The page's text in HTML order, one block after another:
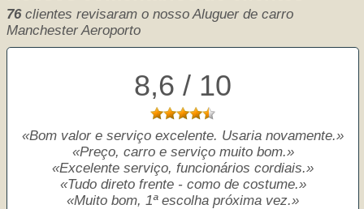
76clientes revisaram o nosso Aluguer de carro
Manchester Aeroporto
8,6 / 10
Bom valor e serviço excelente. Usaria novamente.
Preço, carro e serviço muito bom.
Excelente serviço, funcionários cordiais.
Tudo direto frente - como de costume.
Muito bom, 1ª escolha próxima vez.